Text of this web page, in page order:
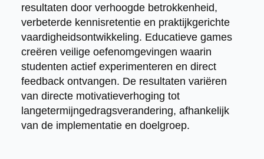
resultaten door verhoogde betrokkenheid,
verbeterde kennisretentie en praktijkgerichte
vaardigheidsontwikkeling. Educatieve games
creëren veilige oefenomgevingen waarin
studenten actief experimenteren en direct
feedback ontvangen. De resultaten variëren
van directe motivatieverhoging tot
langetermijngedragsverandering, afhankelijk
van de implementatie en doelgroep.